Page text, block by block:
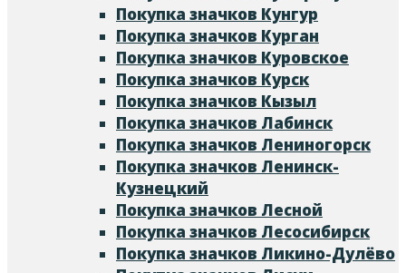
Покупка значков Кунгур
Покупка значков Курган
Покупка значков Куровское
Покупка значков Курск
Покупка значков Кызыл
Покупка значков Лабинск
Покупка значков Лениногорск
Покупка значков Ленинск-
Кузнецкий
Покупка значков Лесной
Покупка значков Лесосибирск
Покупка значков Ликино-Дулёво